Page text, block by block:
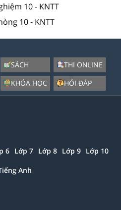
10 - KNTT
10 - KNTT
SÁCH
KHÓA HỌC
THI ONLINE
HỎI ĐÁP
6 Lớp 7 Lớp 8 Lớp 9 Lớp 10
Anh